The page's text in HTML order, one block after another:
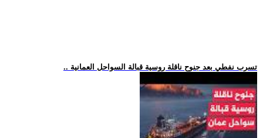
.. تسرب نفطي بعد جنوح ناقلة روسية قبالة السواحل العمانية